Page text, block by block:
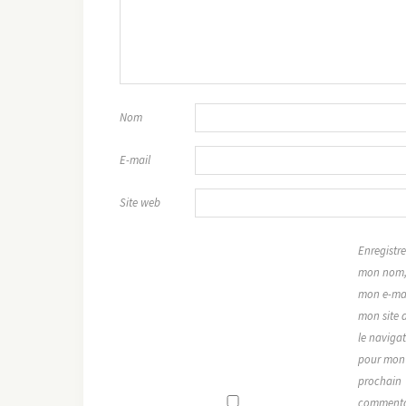
Nom
E-mail
Site web
mon nom,
mon e-
mon site
le
pour mon
prochain